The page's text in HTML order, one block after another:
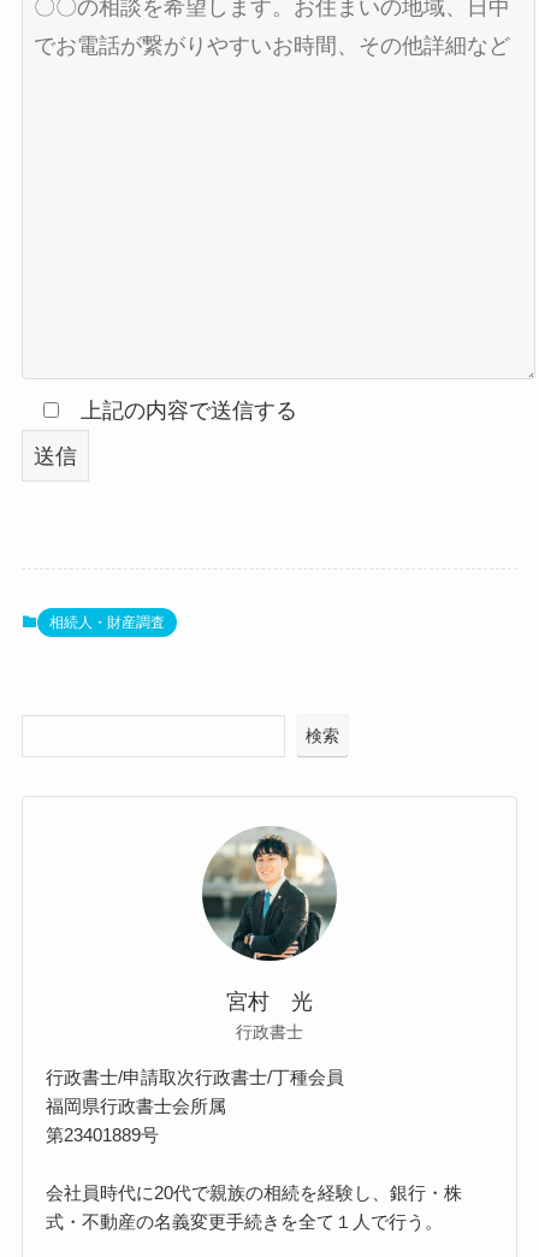
上記の内容で送信する
相続人・財産調査
検索
宮村 光
行政書士
行政書士/申請取次行政書士/丁種会員
福岡県行政書士会所属
第23401889号
会社員時代に20代で親族の相続を経験し、銀行・株
式・不動産の名義変更手続きを全て１人で行う。